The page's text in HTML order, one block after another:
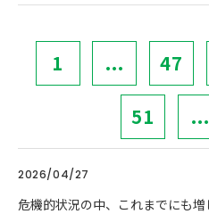
1 ... 47
51 ...
2026/04/27
危機的状況の中、これまでにも